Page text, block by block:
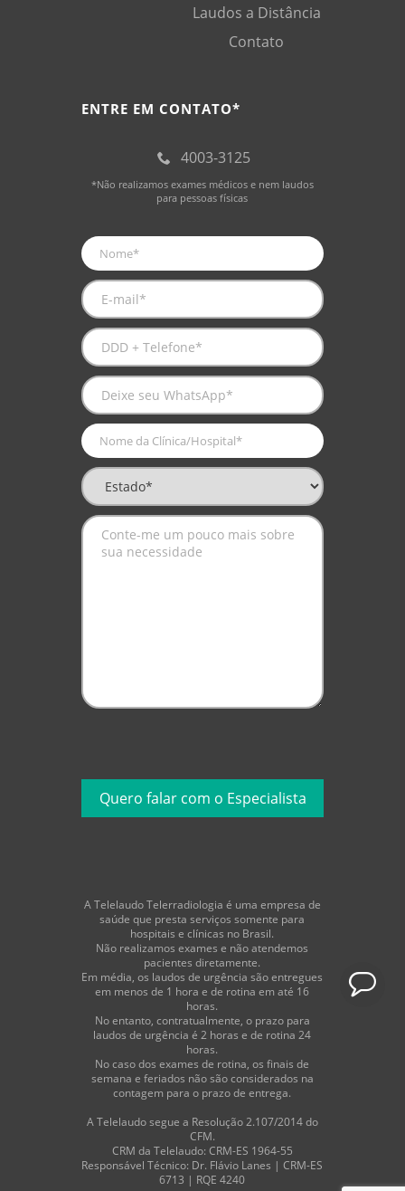
Laudos a Distância
Contato
ENTRE EM CONTATO*
4003-3125
*Não realizamos exames médicos e nem laudos
para pessoas físicas
A Telelaudo Telerradiologia é uma empresa de
saúde que presta serviços somente para
hospitais e clínicas no Brasil.
Não realizamos exames e não atendemos
pacientes diretamente.
Em média, os laudos de urgência são entregues
em menos de 1 hora e de rotina em até 16
horas.
No entanto, contratualmente, o prazo para
laudos de urgência é 2 horas e de rotina 24
horas.
No caso dos exames de rotina, os finais de
semana e feriados não são considerados na
contagem para o prazo de entrega.
A Telelaudo segue a Resolução 2.107/2014 do
CFM.
CRM da Telelaudo: CRM-ES 1964-55
Responsável Técnico: Dr. Flávio Lanes | CRM-ES
6713 | RQE 4240